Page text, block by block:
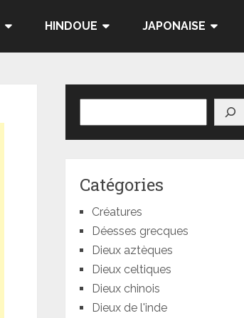
HINDOUE JAPONAISE
Catégories
Créatures
Déesses grecques
Dieux aztèques
Dieux celtiques
Dieux chinois
Dieux de l'inde